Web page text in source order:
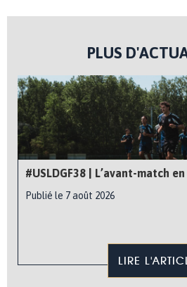
PLUS
#USLDGF38 | L’avant-match
Publié le 7 août 2026
LIRE